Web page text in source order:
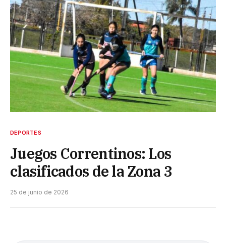
DEPORTES
Juegos Correntinos: Los
clasificados de la Zona 3
25 de junio de 2026